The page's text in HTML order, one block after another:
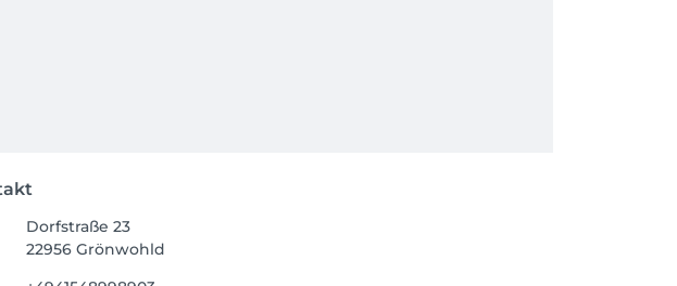
Dorfstraße 23
22956 Grönwohld